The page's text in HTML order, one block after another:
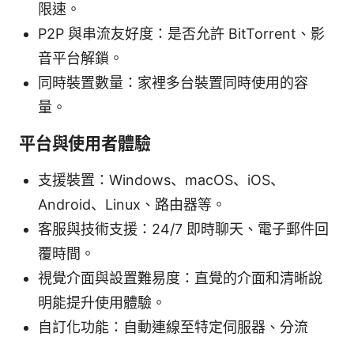
限速。
P2P 與串流友好度：是否允許 BitTorrent、影
音平台解鎖。
同時裝置數量：家裡多台裝置同時使用的容
量。
平台與使用者體驗
支援裝置：Windows、macOS、iOS、
Android、Linux、路由器等。
客服與技術支援：24/7 即時聊天、電子郵件回
覆時間。
視覺介面與設置難易度：直覺的介面和清晰說
明能提升使用體驗。
自訂化功能：自動連線至特定伺服器、分流